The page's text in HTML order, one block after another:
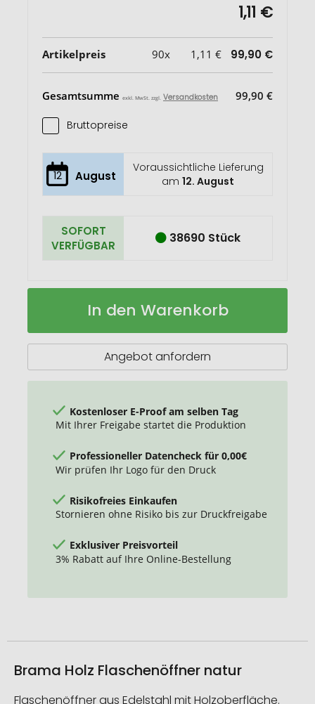
1,11 €
Artikelpreis 90x 1,11 € 99,90 €
Gesamtsumme exkl. MwSt. zzgl. Versandkosten 99,90 €
Bruttopreise
12 August
Voraussichtliche Lieferung
am12. August
SOFORT
VERFÜGBAR
38690 Stück
Brama
Auf
In den Warenkorb
Angebot anfordern
Kostenloser E-Proof am selben Tag
Mit Ihrer Freigabe startet die Produktion
Professioneller Datencheck für 0,00€
Wir prüfen Ihr Logo für den Druck
Risikofreies Einkaufen
Stornieren ohne Risiko bis zur Druckfreigabe
Exklusiver Preisvorteil
3% Rabatt auf Ihre Online-Bestellung
Brama Holz Flaschenöffner natur
Flaschenöffner aus Edelstahl mit Holzoberfläche.